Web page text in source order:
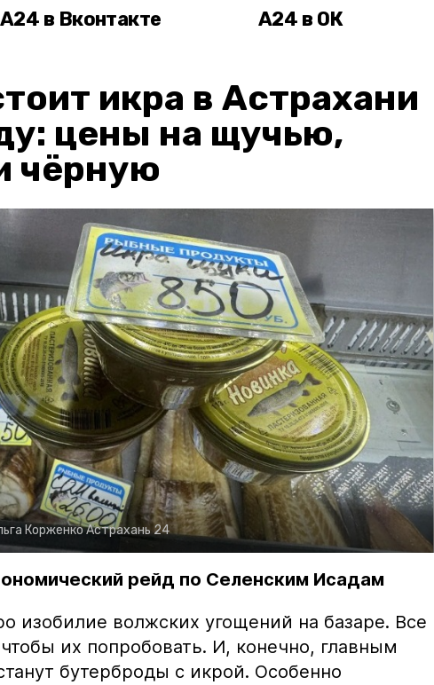
А24 в Вконтакте А24 в ОК
икра в Астрахани
цены на щучью,
чёрную
КорженкоАстрахань 24
рейд по Селенским Исадам
изобилие волжских угощений на базаре. Все
их попробовать. И, конечно, главным
бутерброды с икрой. Особенно